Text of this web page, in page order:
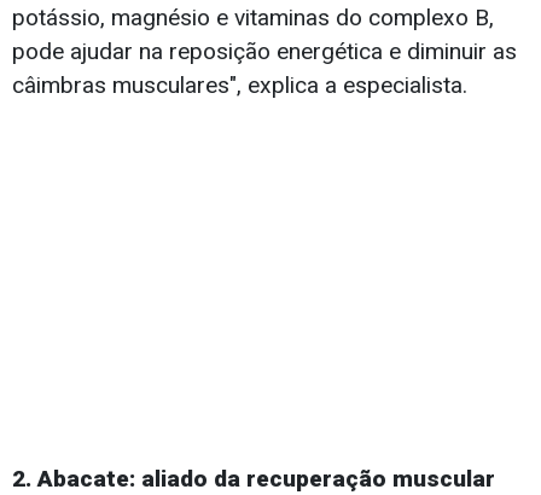
potássio, magnésio e vitaminas do complexo B,
pode ajudar na reposição energética e diminuir as
câimbras musculares", explica a especialista.
2. Abacate: aliado da recuperação muscular